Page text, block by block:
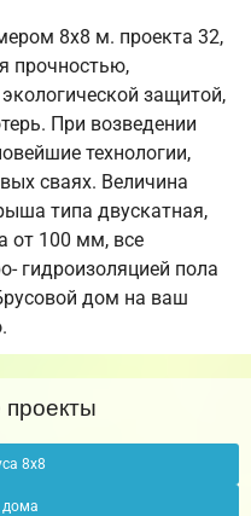
8х8 м. проекта 32,
прочностью,
защитой,
При возведении
технологии,
сваях. Величина
типа двускатная,
от 100 мм, все
гидроизоляцией пола
дом на ваш
8х8
дома